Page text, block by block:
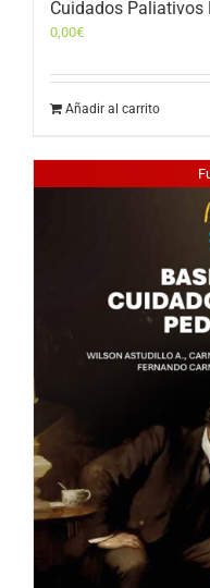
Cuidados Paliativos
0,00€
Añadir al carrito